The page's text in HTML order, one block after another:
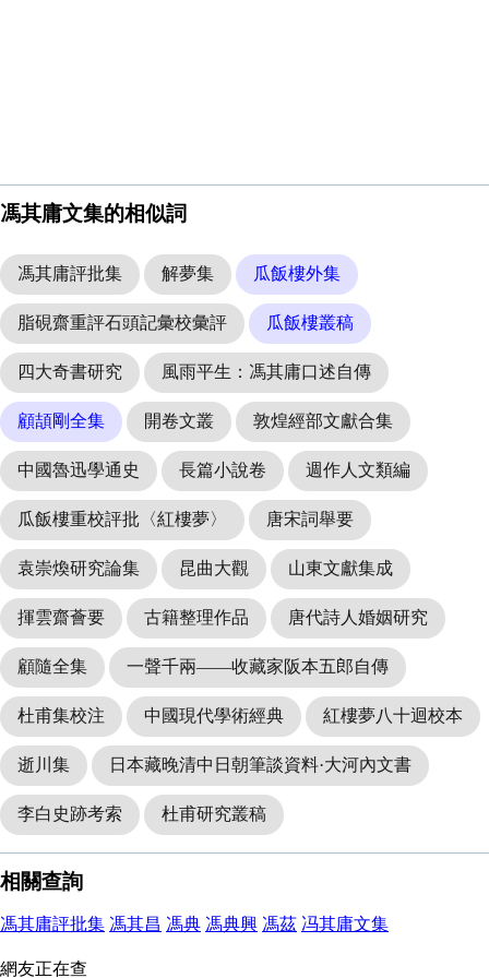
馮其庸文集的相似詞
馮其庸評批集 解夢集 瓜飯樓外集
脂硯齋重評石頭記彙校彙評 瓜飯樓叢稿
四大奇書研究 風雨平生：馮其庸口述自傳
顧頡剛全集 開卷文叢 敦煌經部文獻合集
中國魯迅學通史 長篇小說卷 週作人文類編
瓜飯樓重校評批〈紅樓夢〉 唐宋詞舉要
袁崇煥研究論集 昆曲大觀 山東文獻集成
揮雲齋薈要 古籍整理作品 唐代詩人婚姻研究
顧隨全集 一聲千兩——收藏家阪本五郎自傳
杜甫集校注 中國現代學術經典 紅樓夢八十迴校本
逝川集 日本藏晚清中日朝筆談資料·大河內文書
李白史跡考索 杜甫研究叢稿
相關查詢
馮其庸評批集 馮其昌 馮典 馮典興 馮茲 冯其庸文集
網友正在查